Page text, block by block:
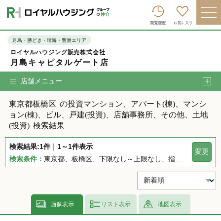
月島・勝どき・晴海・豊洲エリア
ロイヤルハウジング販売株式会社
月島キャピタルゲート店
店舗メニュー
東京都板橋区 の投資マンション、アパート(棟)、マンシ
ョン(棟)、ビル、戸建(投資)、店舗事務所、その他、土地
(投資) 検索結果
検索結果:1件｜1～1件表示
検索条件： 東京都、板橋区、下限なし～上限なし、指定しない、指定なし、指定しない、下限なし～上限なし、指定なし
変更
画像表示 リスト表示 地図表示
ロイヤルハウジンググループトップへ
買いたい
売りたい
借りたい
貸したい
店舗を探す
ログイン 会員登録